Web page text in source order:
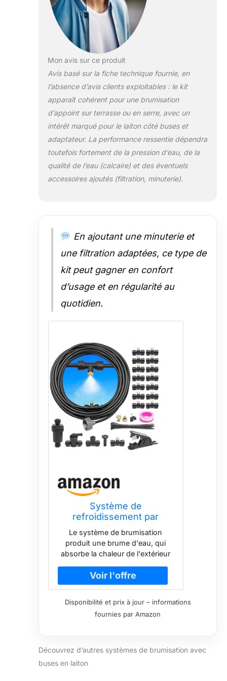
Mon avis sur ce produit
Avis basé sur la fiche technique fournie, en
l’absence d’avis clients exploitables : le kit
apparaît cohérent pour une brumisation
d’appoint sur terrasse ou en serre, avec un
intérêt marqué pour le laiton côté buses et
adaptateur. La performance ressentie dépendra
toutefois fortement de la pression d’eau, de la
qualité de l’eau (calcaire) et des éventuels
accessoires ajoutés (filtration, minuterie).
En ajoutant une minuterie et
une filtration adaptées, ce type de
kit peut gagner en confort
d’usage et en régularité au
quotidien.
Système de
refroidissement par
brumisation, ligne de
brumisation de 15 m + 15
buses de brume en laiton
+ adaptateur en laiton (1,9
cm) pour serre de patio et
de jardin
Le système de brumisation
produit une brume d'eau, qui
absorbe la chaleur de l'extérieur
et fournit une zone extérieure
rafraîchissante, maintenant la
Installez le système de
brumisation sur le toit, le porche,
pour refroidir votre terrasse
Disponibilité et prix à jour – informations
fournies par Amazon
Découvrez d’autres systèmes de brumisation avec
buses en laiton